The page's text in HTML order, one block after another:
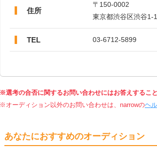
住所
〒150-0002
東京都渋谷区渋谷
TEL 03-6712-5899
※選考の合否に関するお問い合わせにはお答えすること
※オーディション以外のお問い合わせは、narrowのヘ
あなたにおすすめのオーディション